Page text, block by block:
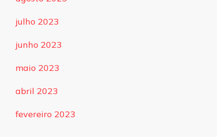
julho 2023
junho 2023
maio 2023
abril 2023
fevereiro 2023